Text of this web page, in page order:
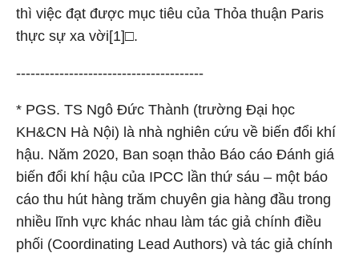
thì việc đạt được mục tiêu của Thỏa thuận Paris
thực sự xa vời[1]□.
---------------------------------------
* PGS. TS Ngô Đức Thành (trường Đại học
KH&CN Hà Nội) là nhà nghiên cứu về biến đổi khí
hậu. Năm 2020, Ban soạn thảo Báo cáo Đánh giá
biến đổi khí hậu của IPCC lần thứ sáu – một báo
cáo thu hút hàng trăm chuyên gia hàng đầu trong
nhiều lĩnh vực khác nhau làm tác giả chính điều
phối (Coordinating Lead Authors) và tác giả chính